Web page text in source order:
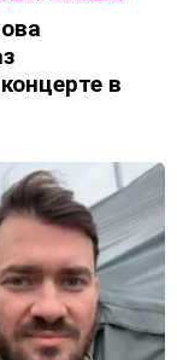
в